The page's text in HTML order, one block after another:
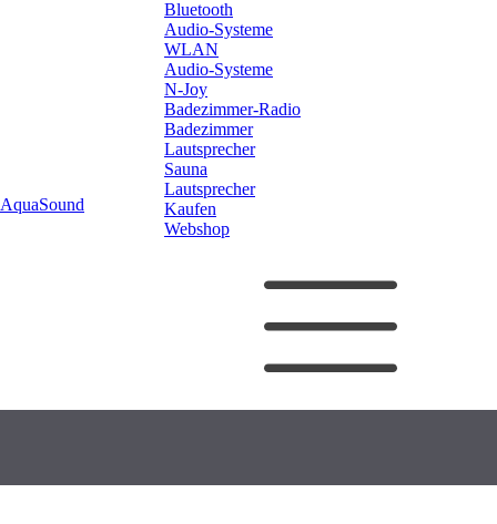
AquaSound
Bluetooth
Audio-Systeme
WLAN
Audio-Systeme
N-Joy
Badezimmer-Radio
Badezimmer
Lautsprecher
Sauna
Lautsprecher
Kaufen
Webshop